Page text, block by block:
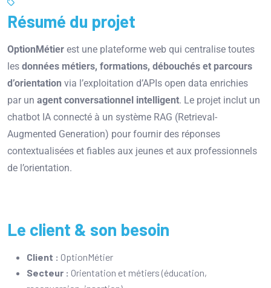
Résumé du projet
OptionMétier est une plateforme web qui centralise toutes
les données métiers, formations, débouchés et parcours
d’orientation via l’exploitation d’APIs open data enrichies
par un agent conversationnel intelligent. Le projet inclut un
chatbot IA connecté à un système RAG (Retrieval-
Augmented Generation) pour fournir des réponses
contextualisées et fiables aux jeunes et aux professionnels
de l’orientation.
Le client & son besoin
Client : OptionMétier
Secteur : Orientation et métiers (éducation,